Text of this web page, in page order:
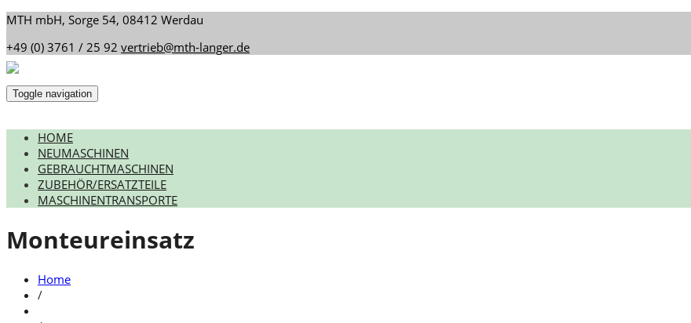
MTH mbH, Sorge 54, 08412 Werdau
+49 (0) 3761 / 25 92 vertrieb@mth-langer.de
Toggle navigation
HOME
NEUMASCHINEN
GEBRAUCHTMASCHINEN
ZUBEHÖR/ERSATZTEILE
MASCHINENTRANSPORTE
Monteureinsatz
Home
/